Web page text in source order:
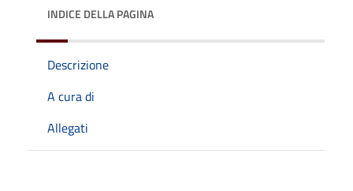
INDICE DELLA PAGINA
Descrizione
A cura di
Allegati